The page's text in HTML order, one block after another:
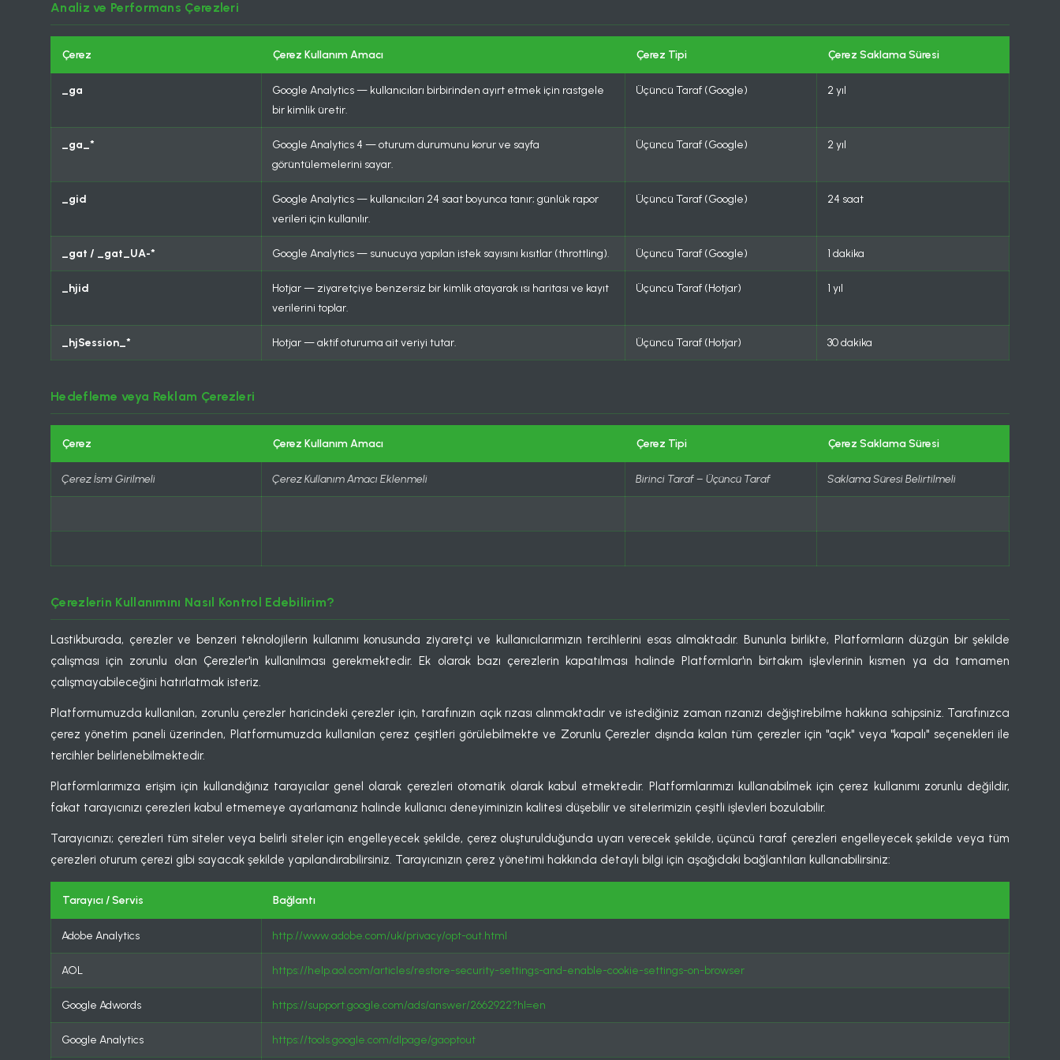
Analiz ve Performans Çerezleri
Çerez Çerez Kullanım Amacı Çerez Tipi Çerez Saklama Süresi
_ga
Google Analytics — kullanıcıları birbirinden ayırt etmek için rastgele
bir kimlik üretir.
Üçüncü Taraf (Google) 2 yıl
_ga_*
Google Analytics 4 — oturum durumunu korur ve sayfa
görüntülemelerini sayar.
Üçüncü Taraf (Google) 2 yıl
_gid
Google Analytics — kullanıcıları 24 saat boyunca tanır; günlük rapor
verileri için kullanılır.
Üçüncü Taraf (Google) 24 saat
_gat / _gat_UA-* Google Analytics — sunucuya yapılan istek sayısını kısıtlar (throttling). Üçüncü Taraf (Google) 1 dakika
_hjid
Hotjar — ziyaretçiye benzersiz bir kimlik atayarak ısı haritası ve kayıt
verilerini toplar.
Üçüncü Taraf (Hotjar) 1 yıl
_hjSession_* Hotjar — aktif oturuma ait veriyi tutar. Üçüncü Taraf (Hotjar) 30 dakika
Hedefleme veya Reklam Çerezleri
Çerez Çerez Kullanım Amacı Çerez Tipi Çerez Saklama Süresi
Çerez İsmi Girilmeli Çerez Kullanım Amacı Eklenmeli Birinci Taraf – Üçüncü Taraf Saklama Süresi Belirtilmeli
Çerezlerin Kullanımını Nasıl Kontrol Edebilirim?
Lastikburada, çerezler ve benzeri teknolojilerin kullanımı konusunda ziyaretçi ve kullanıcılarımızın tercihlerini esas almaktadır. Bununla birlikte, Platformların düzgün bir şekilde
çalışması için zorunlu olan Çerezler'in kullanılması gerekmektedir. Ek olarak bazı çerezlerin kapatılması halinde Platformlar'ın birtakım işlevlerinin kısmen ya da tamamen
çalışmayabileceğini hatırlatmak isteriz.
Platformumuzda kullanılan, zorunlu çerezler haricindeki çerezler için, tarafınızın açık rızası alınmaktadır ve istediğiniz zaman rızanızı değiştirebilme hakkına sahipsiniz. Tarafınızca
çerez yönetim paneli üzerinden, Platformumuzda kullanılan çerez çeşitleri görülebilmekte ve Zorunlu Çerezler dışında kalan tüm çerezler için "açık" veya "kapalı" seçenekleri ile
tercihler belirlenebilmektedir.
Platformlarımıza erişim için kullandığınız tarayıcılar genel olarak çerezleri otomatik olarak kabul etmektedir. Platformlarımızı kullanabilmek için çerez kullanımı zorunlu değildir,
fakat tarayıcınızı çerezleri kabul etmemeye ayarlamanız halinde kullanıcı deneyiminizin kalitesi düşebilir ve sitelerimizin çeşitli işlevleri bozulabilir.
Tarayıcınızı; çerezleri tüm siteler veya belirli siteler için engelleyecek şekilde, çerez oluşturulduğunda uyarı verecek şekilde, üçüncü taraf çerezleri engelleyecek şekilde veya tüm
çerezleri oturum çerezi gibi sayacak şekilde yapılandırabilirsiniz. Tarayıcınızın çerez yönetimi hakkında detaylı bilgi için aşağıdaki bağlantıları kullanabilirsiniz:
Tarayıcı / Servis Bağlantı
Adobe Analytics http://www.adobe.com/uk/privacy/opt-out.html
AOL https://help.aol.com/articles/restore-security-settings-and-enable-cookie-settings-on-browser
Google Adwords https://support.google.com/ads/answer/2662922?hl=en
Google Analytics https://tools.google.com/dlpage/gaoptout